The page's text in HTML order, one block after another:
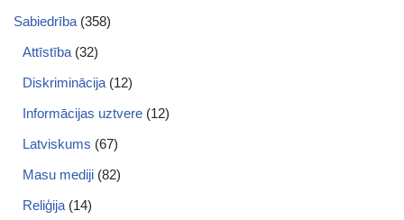
Sabiedrība (358)
Attīstība (32)
Diskriminācija (12)
Informācijas uztvere (12)
Latviskums (67)
Masu mediji (82)
Reliģija (14)